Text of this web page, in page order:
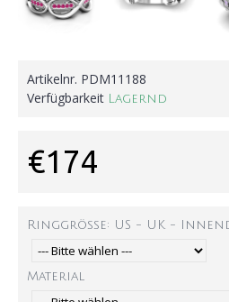
Artikelnr. PDM11188
Verfügbarkeit Lagernd
€174
Ringgröße: US - UK -
Material